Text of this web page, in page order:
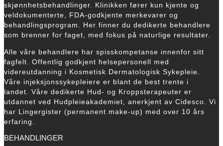
skjønnhetsbehandlinger. Klinikken fører kun kjente og
veldokumenterte, FDA-godkjente merkevarer og
behandlingsprogram. Her finner du dedikerte behandlere
som brenner for faget, med fokus på naturlige resultater.
Alle våre behandlere har spisskompetanse innenfor sitt
fagfelt. Offentlig godkjent helsepersonell med
videreutdanning i Kosmetisk Dermatologisk Sykepleie.
Våre injeksjonssykepleiere er blant de best trente i
landet. Våre dedikerte Hud- og Kroppsterapeuter er
utdannet ved Hudpleieakademiet, anerkjent av Cidesco. Vi
har Lingergister (permanent make-up) med over 10 års
erfaring.
BEHANDLINGER